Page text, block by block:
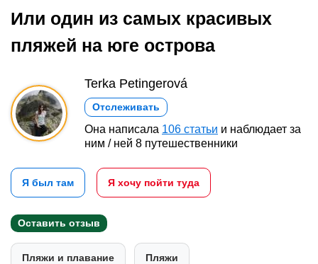
Или один из самых красивых
пляжей на юге острова
Terka Petingerová
Отслеживать
Она написала 106 статьи и наблюдает за
ним / ней 8 путешественники
Я был там Я хочу пойти туда
Оставить отзыв
Пляжи и плавание Пляжи